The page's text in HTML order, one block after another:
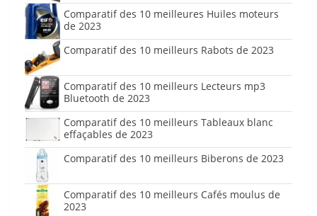
Comparatif des 10 meilleures Huiles moteurs
de 2023
Comparatif des 10 meilleurs Rabots de 2023
Comparatif des 10 meilleurs Lecteurs mp3
Bluetooth de 2023
Comparatif des 10 meilleurs Tableaux blanc
effaçables de 2023
Comparatif des 10 meilleurs Biberons de 2023
Comparatif des 10 meilleurs Cafés moulus de
2023